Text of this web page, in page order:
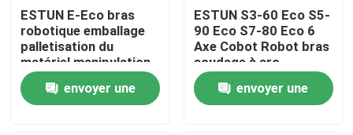
À la maison
Produits
ESTUN E-Eco bras
robotique emballage
palletisation du
matériel manipulation
robot collaboratif
avec OnRobot Grriper
envoyer une
ESTUN S3-60 Eco S5-
90 Eco S7-80 Eco 6
Axe Cobot Robot bras
soudage à arc
collaboratif robot
CNGBS positionneur
de soudage
envoyer une